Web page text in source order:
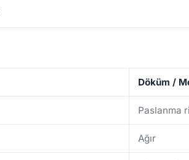
Döküm /
Paslanma
Ağır